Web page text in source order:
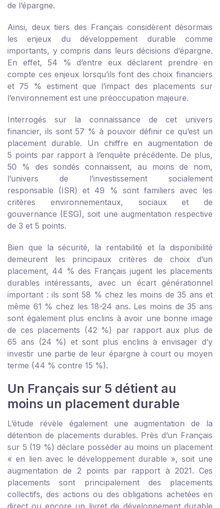
de l’épargne.
Ainsi, deux tiers des Français considèrent désormais
les enjeux du développement durable comme
importants, y compris dans leurs décisions d’épargne.
En effet, 54 % d’entre eux déclarent prendre en
compte ces enjeux lorsqu’ils font des choix financiers
et 75 % estiment que l’impact des placements sur
l’environnement est une préoccupation majeure.
Interrogés sur la connaissance de cet univers
financier, ils sont 57 % à pouvoir définir ce qu’est un
placement durable. Un chiffre en augmentation de
5 points par rapport à l’enquête précédente. De plus,
50 % des sondés connaissent, au moins de nom,
l’univers de l’investissement socialement
responsable (ISR) et 49 % sont familiers avec les
critères environnementaux, sociaux et de
gouvernance (ESG), soit une augmentation respective
de 3 et 5 points.
Bien que la sécurité, la rentabilité et la disponibilité
demeurent les principaux critères de choix d’un
placement, 44 % des Français jugent les placements
durables intéressants, avec un écart générationnel
important : ils sont 58 % chez les moins de 35 ans et
même 61 % chez les 18-24 ans. Les moins de 35 ans
sont également plus enclins à avoir une bonne image
de ces placements (42 %) par rapport aux plus de
65 ans (24 %) et sont plus enclins à envisager d’y
investir une partie de leur épargne à court ou moyen
terme (44 % contre 15 %).
Un Français sur 5 détient au
moins un placement durable
L’étude révèle également une augmentation de la
détention de placements durables. Près d’un Français
sur 5 (19 %) déclare posséder au moins un placement
« en lien avec le développement durable », soit une
augmentation de 2 points par rapport à 2021. Ces
placements sont principalement des placements
collectifs, des actions ou des obligations achetées en